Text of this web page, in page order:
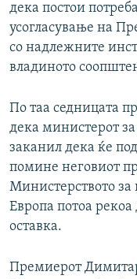
дека постои
усогласување на
со надлежните
владиното
По таа седницата
дека министерот
заканил дека ќе
помине неговиот
Министерството за
Европа потоа
оставка.
Премиерот